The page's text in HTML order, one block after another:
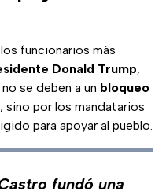
funcionarios más
Donald Trump,
se deben a un bloqueo
, sino por los mandatarios
para apoyar al pueblo.
fundó una